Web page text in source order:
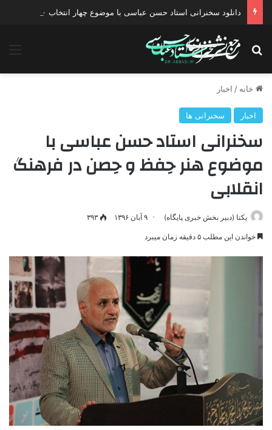
دانلود سخنرانی استاد حسن عباسی با موضوع چهار انتخاب ۱۴۰۰
جستجو برای
خانه / اخبار
اخبار سخنرانی ها
سخنرانی استاد حسن عباسی با
موضوع هنر حِفظ و حِصن در فرهنگ
انقلابی
یکتا (دبیر بخش خبری پایگاه) ۹ آبان ۱۳۹۶ ۳۹۳
خواندن این مطلب ۵ دقیقه زمان میبرد